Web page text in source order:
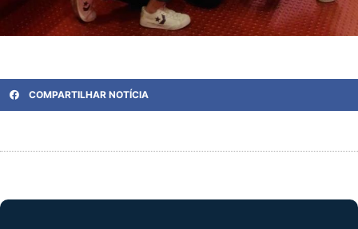
COMPARTILHAR NOTÍCIA